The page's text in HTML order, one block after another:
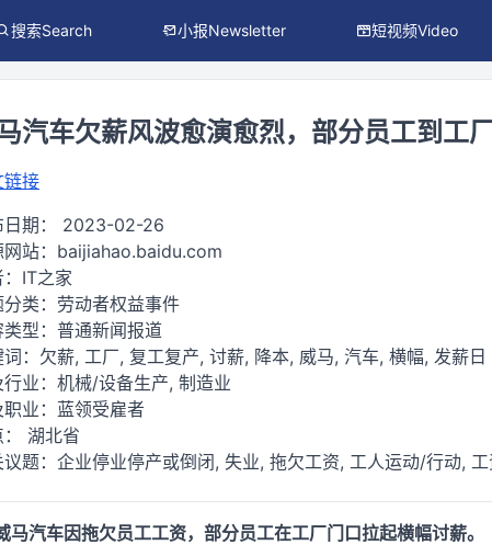
搜索Search 小报Newsletter 短视频Video
汽车欠薪风波愈演愈烈，部分员工到工
链接
期： 2023-02-26
站： baijiahao.baidu.com
IT之家
类： 劳动者权益事件
型： 普通新闻报道
： 欠薪, 工厂, 复工复产, 讨薪, 降本, 威马, 汽车, 横幅, 发薪日
业： 机械/设备生产, 制造业
业： 蓝领受雇者
湖北省
题： 企业停业停产或倒闭, 失业, 拖欠工资, 工人运动/行动, 工
马汽车因拖欠员工工资，部分员工在工厂门口拉起横幅讨薪。